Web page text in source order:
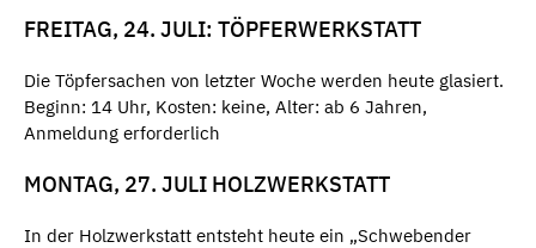
FREITAG, 24. JULI: TÖPFERWERKSTATT
Die Töpfersachen von letzter Woche werden heute glasiert.
Beginn: 14 Uhr, Kosten: keine, Alter: ab 6 Jahren,
Anmeldung erforderlich
MONTAG, 27. JULI HOLZWERKSTATT
In der Holzwerkstatt entsteht heute ein „Schwebender